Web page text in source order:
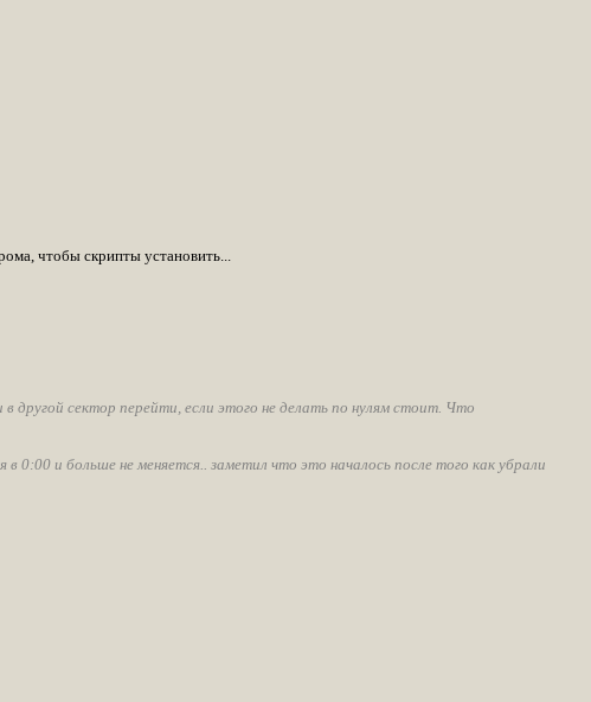
чтобы скрипты установить...
другой сектор перейти, если этого не делать по нулям стоит. Что
и больше не меняется.. заметил что это началось после того как убрали